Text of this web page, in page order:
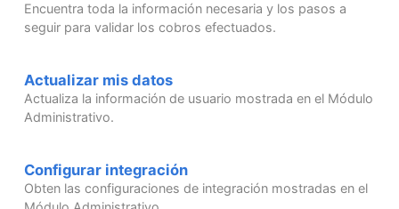
Encuentra toda la información necesaria y los pasos a
seguir para validar los cobros efectuados.
Actualizar mis datos
Actualiza la información de usuario mostrada en el Módulo
Administrativo.
Configurar integración
Obten las configuraciones de integración mostradas en el